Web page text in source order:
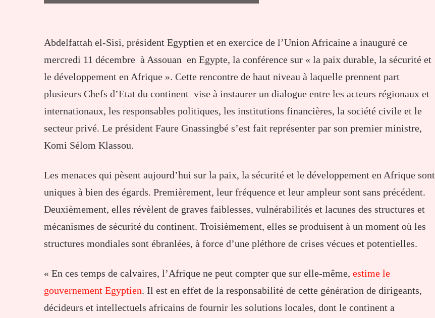
Abdelfattah el-Sisi, président Egyptien et en exercice de l’Union Africaine a inauguré ce
mercredi 11 décembre à Assouan en Egypte, la conférence sur « la paix durable, la sécurité et
le développement en Afrique ». Cette rencontre de haut niveau à laquelle prennent part
plusieurs Chefs d’Etat du continent vise à instaurer un dialogue entre les acteurs régionaux et
internationaux, les responsables politiques, les institutions financières, la société civile et le
secteur privé. Le président Faure Gnassingbé s’est fait représenter par son premier ministre,
Komi Sélom Klassou.
Les menaces qui pèsent aujourd’hui sur la paix, la sécurité et le développement en Afrique sont
uniques à bien des égards. Premièrement, leur fréquence et leur ampleur sont sans précédent.
Deuxièmement, elles révèlent de graves faiblesses, vulnérabilités et lacunes des structures et
mécanismes de sécurité du continent. Troisièmement, elles se produisent à un moment où les
structures mondiales sont ébranlées, à force d’une pléthore de crises vécues et potentielles.
« En ces temps de calvaires, l’Afrique ne peut compter que sur elle-même, estime le
gouvernement Egyptien. Il est en effet de la responsabilité de cette génération de dirigeants,
décideurs et intellectuels africains de fournir les solutions locales, dont le continent a